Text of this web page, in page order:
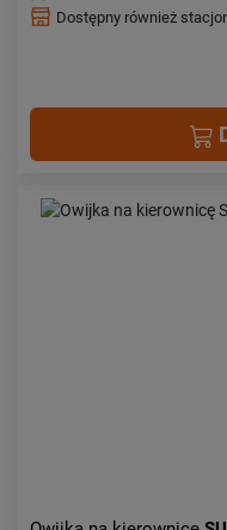
Dostępny również